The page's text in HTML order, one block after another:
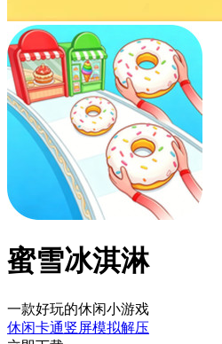
蜜雪冰淇淋
一款好玩的休闲小游戏
休闲卡通竖屏模拟解压